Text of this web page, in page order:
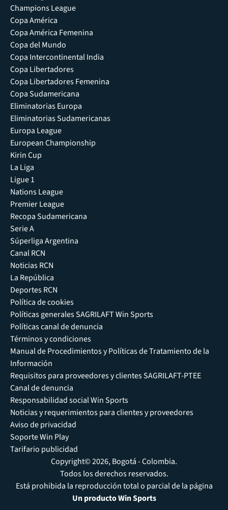
Champions League
Copa América
Copa América Femenina
Copa del Mundo
Copa Intercontinental India
Copa Libertadores
Copa Libertadores Femenina
Copa Sudamericana
Eliminatorias Europa
Eliminatorias Sudamericanas
Europa League
European Championship
Kirin Cup
La Liga
Ligue 1
Nations League
Premier League
Recopa Sudamericana
Serie A
Súperliga Argentina
Canal RCN
Noticias RCN
La República
Deportes RCN
Política de cookies
Políticas generales SAGRILAFT Win Sports
Políticas canal de denuncia
Términos y condiciones
Manual de Procedimientos y Políticas de Tratamiento de la
Información
Requisitos para proveedores y clientes SAGRILAFT-PTEE
Canal de denuncia
Responsabilidad social Win Sports
Noticias y requerimientos para clientes y proveedores
Aviso de privacidad
Soporte Win Play
Tarifario publicidad
Copyright© 2026, Bogotá - Colombia.
Todos los derechos reservados.
Está prohibida la reproducción total o parcial de la página
Un producto Win Sports